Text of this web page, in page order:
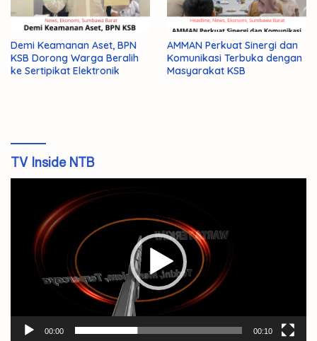
Demi Keamanan Aset, BPN
KSB Dorong Warga Beralih
ke Sertipikat Elektronik
AMMAN Perkuat Sinergi dan
Komunikasi Terbuka dengan
Masyarakat KSB
TV Inside NTB
00:00 00:10